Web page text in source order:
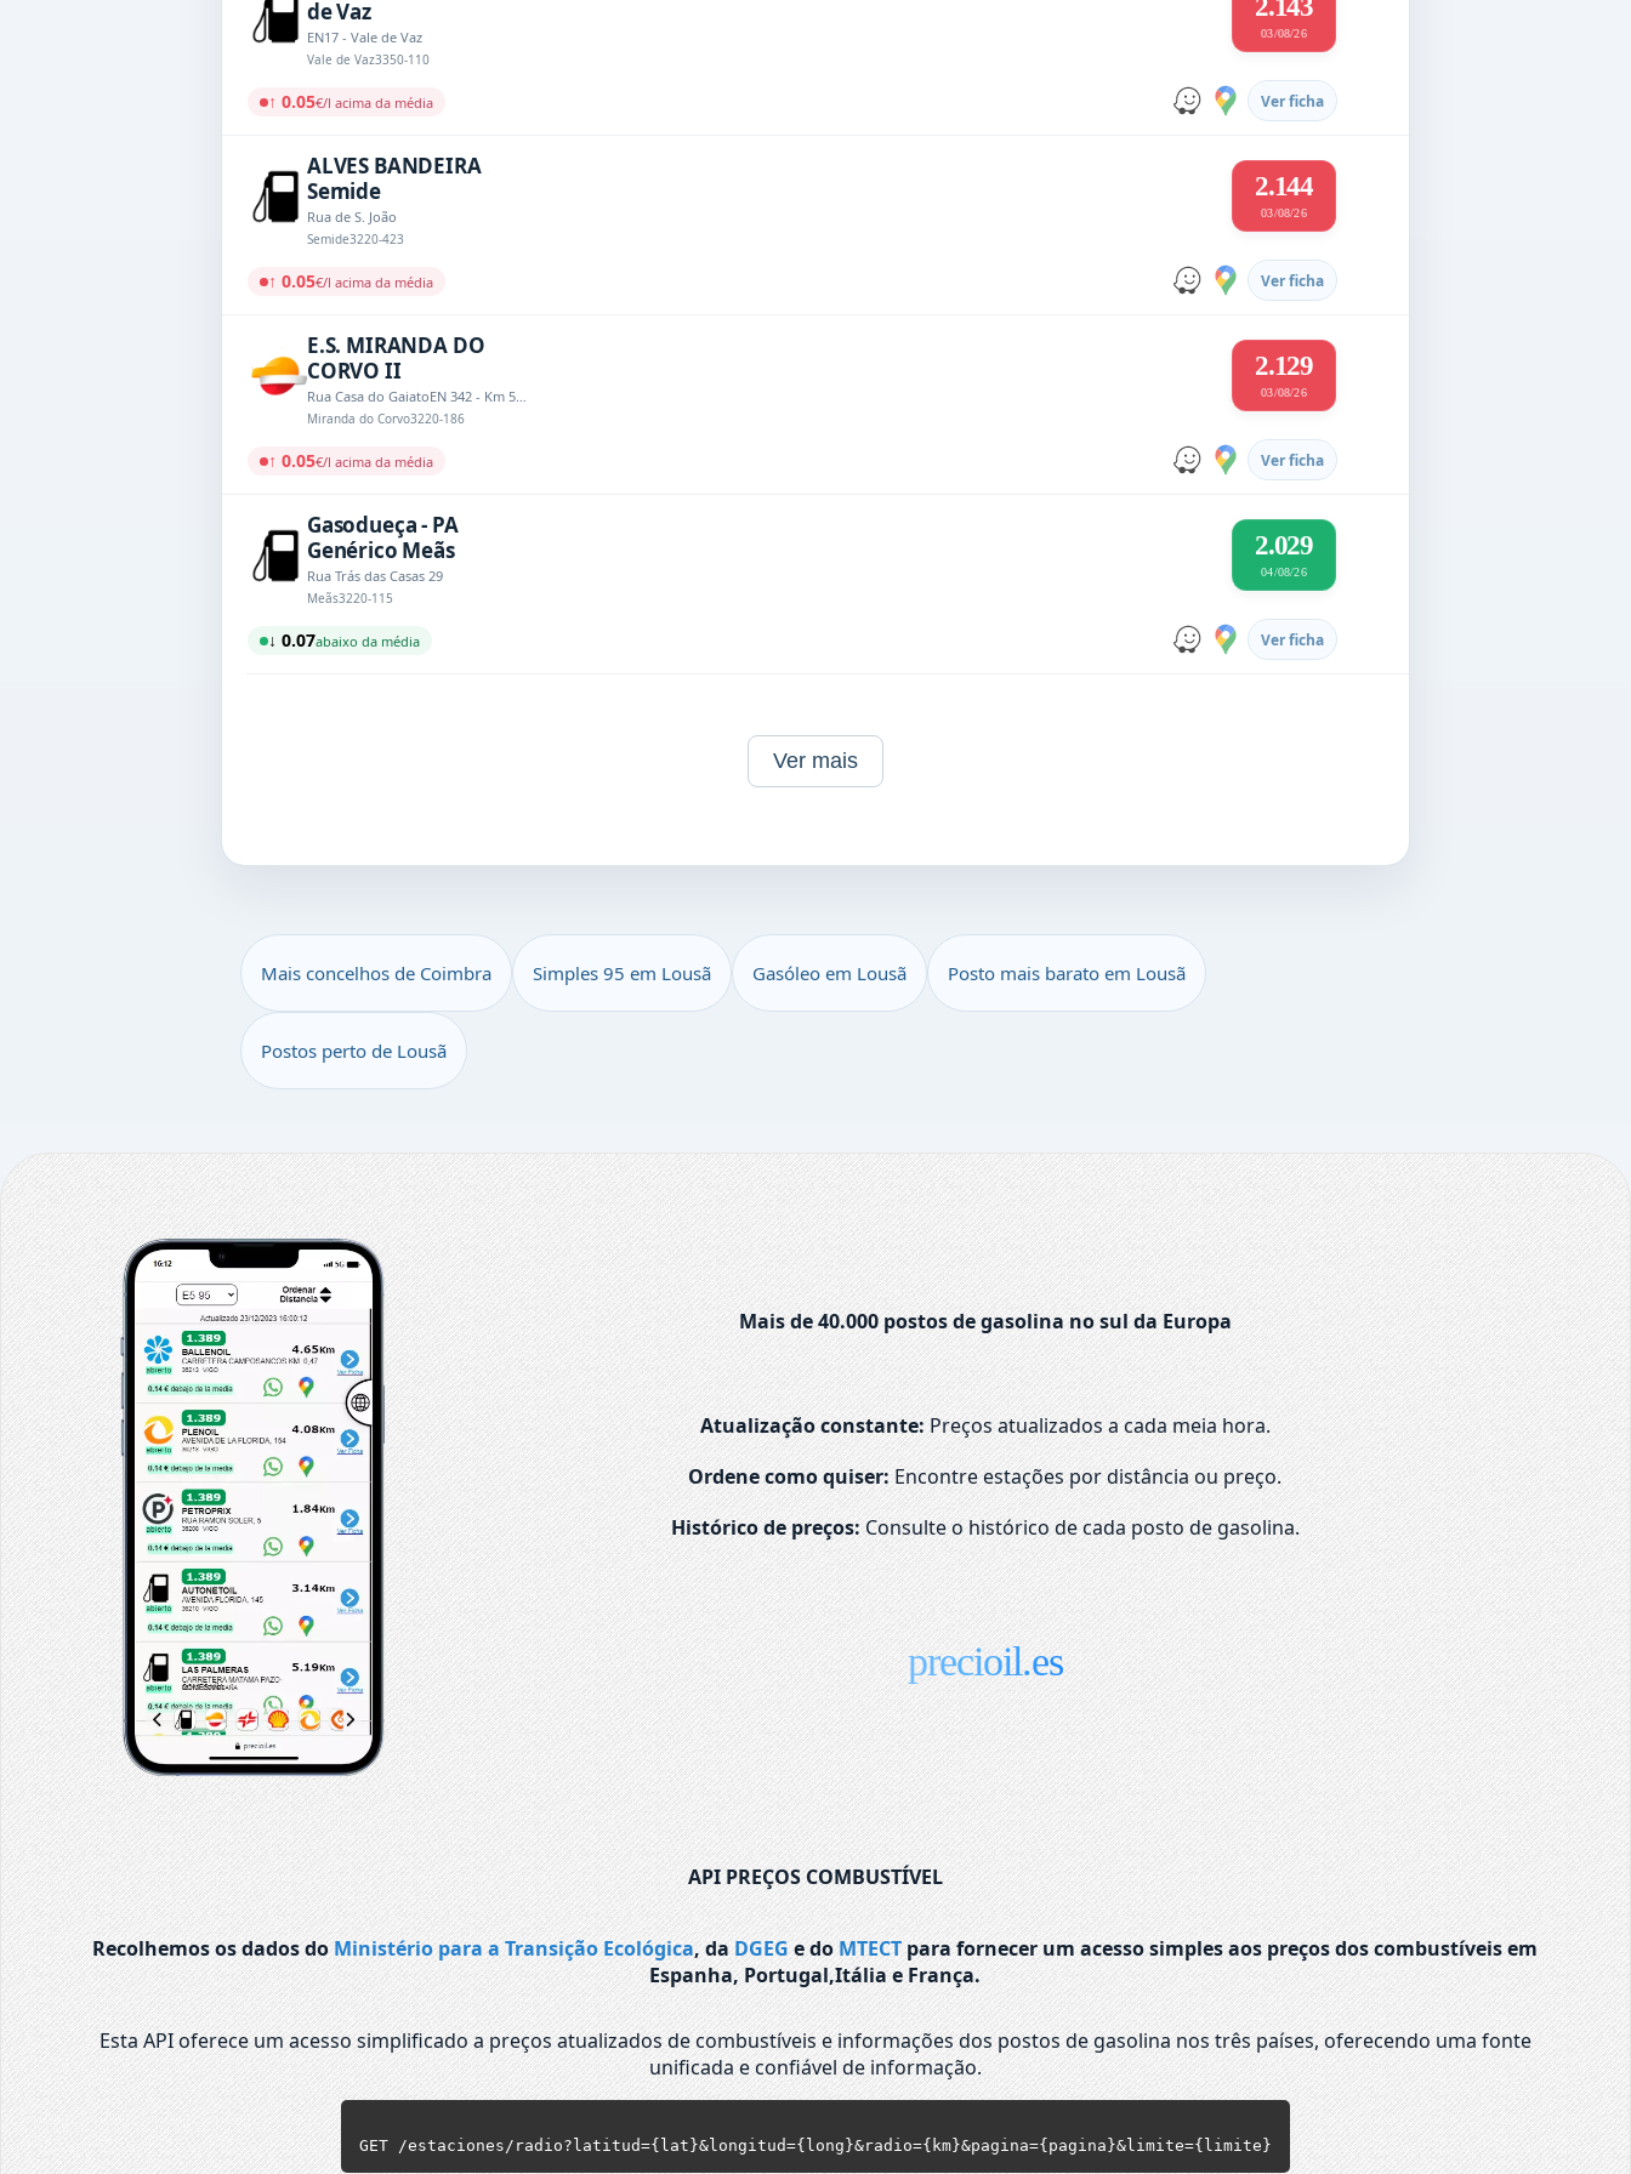
de Vaz
EN17 - Vale de Vaz
Vale de Vaz3350-110
2.143
03/08/26
↑ 0.05€/l acima da média Ver ficha
ALVES BANDEIRA
Semide
Rua de S. João
Semide3220-423
2.144
03/08/26
↑ 0.05€/l acima da média Ver ficha
E.S. MIRANDA DO
CORVO II
Rua Casa do GaiatoEN 342 - Km 54,8
Miranda do Corvo3220-186
2.129
03/08/26
↑ 0.05€/l acima da média Ver ficha
Gasodueça - PA
Genérico Meãs
Rua Trás das Casas 29
Meãs3220-115
2.029
04/08/26
↓ 0.07abaixo da média Ver ficha
Ver mais
Mais concelhos de Coimbra Simples 95 em Lousã Gasóleo em Lousã Posto mais barato em Lousã
Postos perto de Lousã
Mais de 40.000 postos de gasolina no sul da Europa
Atualização constante: Preços atualizados a cada meia hora.
Ordene como quiser:Encontre estações por distância ou preço.
Histórico de preços: Consulte o histórico de cada posto de gasolina.
precioil.es
API PREÇOS COMBUSTÍVEL
Recolhemos os dados do Ministério para a Transição Ecológica, da DGEG e doMTECT para fornecer um acesso simples aos preços dos combustíveis em
Espanha, Portugal,Itália e França.
Esta API oferece um acesso simplificado a preços atualizados de combustíveis e informações dos postos de gasolina nos três países, oferecendo uma fonte
unificada e confiável de informação.
GET /estaciones/radio?latitud={lat}&longitud={long}&radio={km}&pagina={pagina}&limite={limite}